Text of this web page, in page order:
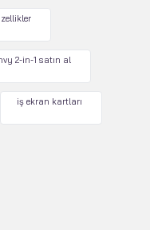
2-in-1 satın al
iş ekran kartları